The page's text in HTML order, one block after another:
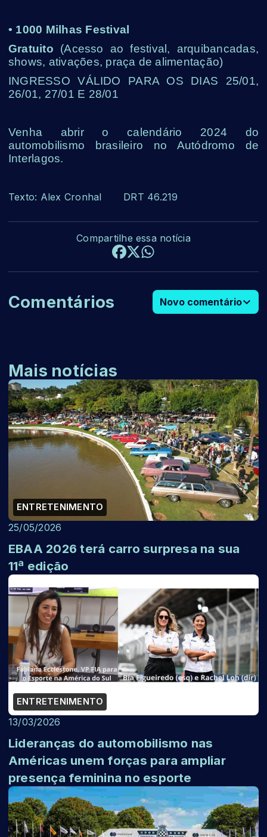
• 1000 Milhas Festival
Gratuito (Acesso ao festival, arquibancadas,
shows, ativações, praça de alimentação)
INGRESSO VÁLIDO PARA OS DIAS 25/01,
26/01, 27/01 E 28/01
Venha abrir o calendário 2024 do
automobilismo brasileiro no Autódromo de
Interlagos.
Texto: Alex Cronhal DRT 46.219
Compartilhe essa notícia
Comentários Novo comentário
Mais notícias
ENTRETENIMENTO
25/05/2026
EBAA 2026 terá carro surpresa na sua
11ª edição
ENTRETENIMENTO
13/03/2026
Lideranças do automobilismo nas
Américas unem forças para ampliar
presença feminina no esporte